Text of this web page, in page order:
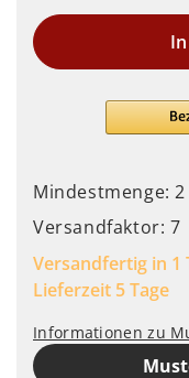
Mindestmenge:
Versandfaktor: 7
Versandfertig in 1
Lieferzeit 5 Tage
Informationen zu